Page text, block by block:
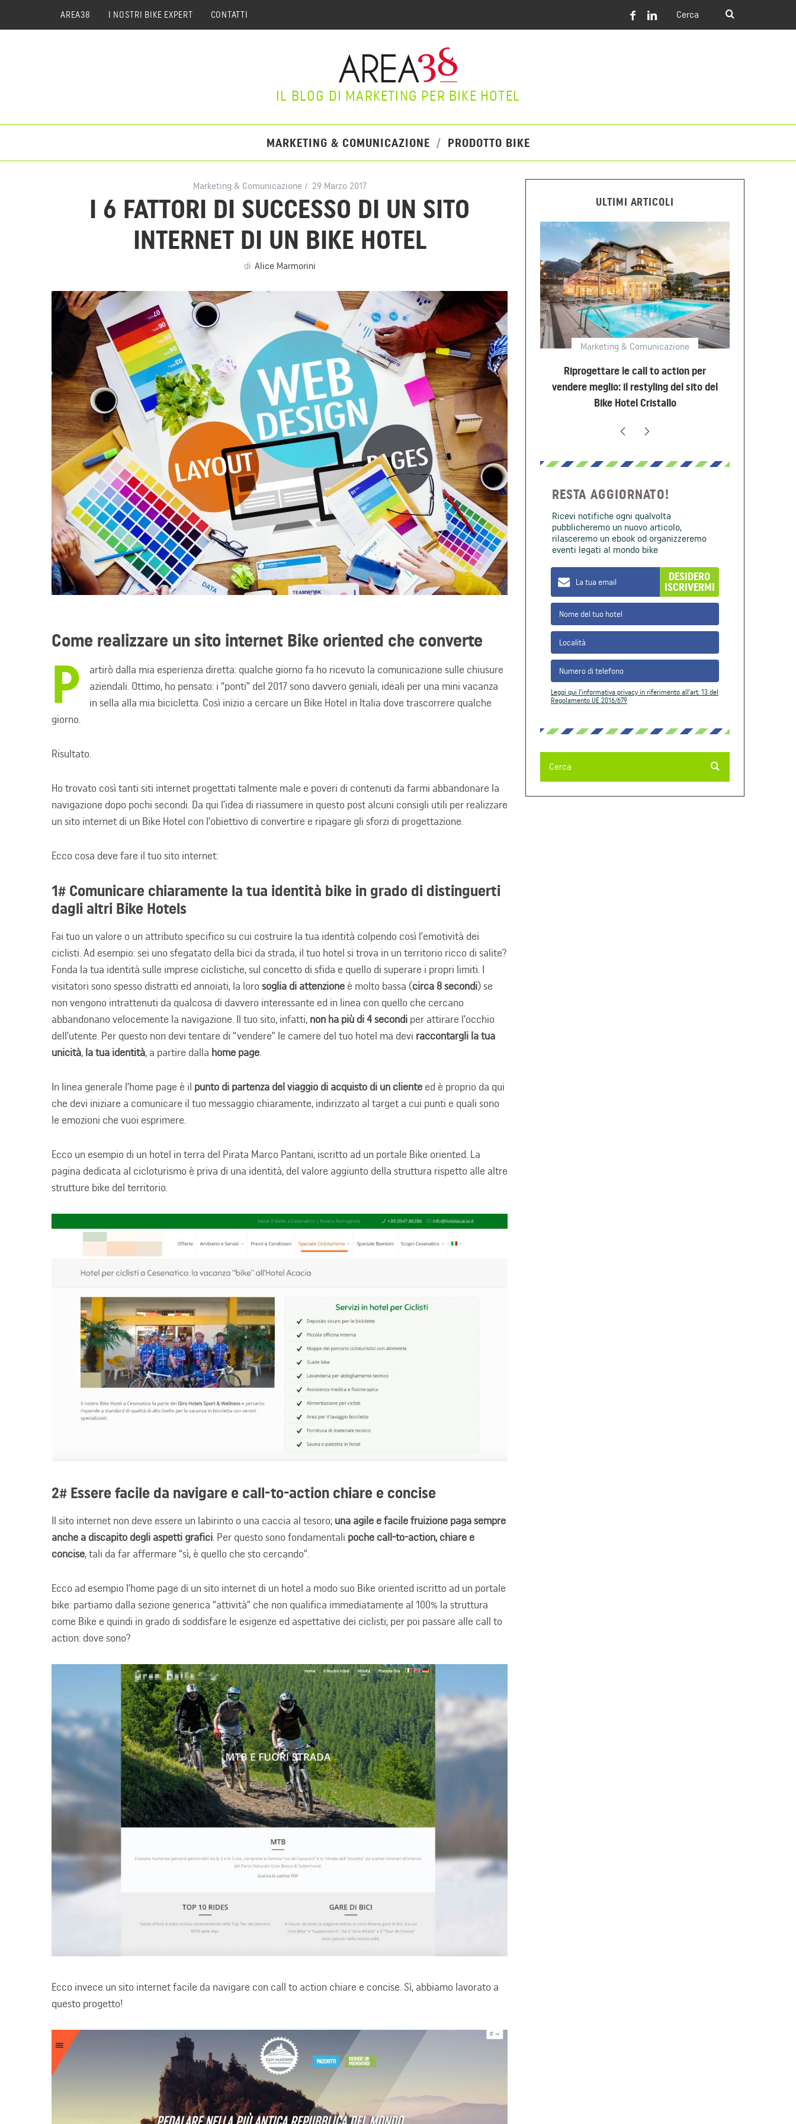
AREA38 I NOSTRI BIKE EXPERT CONTATTI
IL BLOG DI MARKETING PER BIKE HOTEL
MARKETING & COMUNICAZIONE PRODOTTO BIKE
Marketing & Comunicazione 29 Marzo 2017
I 6 FATTORI DI SUCCESSO DI UN SITO
INTERNET DI UN BIKE HOTEL
di Alice Marmorini
Come realizzare un sito internet Bike oriented che converte
P
artirò dalla mia esperienza diretta: qualche giorno fa ho ricevuto la comunicazione sulle chiusure
aziendali. Ottimo, ho pensato: i “ponti” del 2017 sono davvero geniali, ideali per una mini vacanza
in sella alla mia bicicletta. Così inizio a cercare un Bike Hotel in Italia dove trascorrere qualche
giorno.
Risultato.
Ho trovato così tanti siti internet progettati talmente male e poveri di contenuti da farmi abbandonare la
navigazione dopo pochi secondi. Da qui l’idea di riassumere in questo post alcuni consigli utili per realizzare
un sito internet di un Bike Hotel con l’obiettivo di convertire e ripagare gli sforzi di progettazione.
Ecco cosa deve fare il tuo sito internet:
1# Comunicare chiaramente la tua identità bike in grado di distinguerti
dagli altri Bike Hotels
Fai tuo un valore o un attributo specifico su cui costruire la tua identità colpendo così l’emotività dei
ciclisti. Ad esempio: sei uno sfegatato della bici da strada, il tuo hotel si trova in un territorio ricco di salite?
Fonda la tua identità sulle imprese ciclistiche, sul concetto di sfida e quello di superare i propri limiti. I
visitatori sono spesso distratti ed annoiati, la loro soglia di attenzione è molto bassa (circa 8 secondi) se
non vengono intrattenuti da qualcosa di davvero interessante ed in linea con quello che cercano
abbandonano velocemente la navigazione. Il tuo sito, infatti, non ha più di 4 secondi per attirare l’occhio
dell’utente. Per questo non devi tentare di “vendere” le camere del tuo hotel ma devi raccontargli la tua
unicità, la tua identità, a partire dalla home page
In linea generale l’home page è il punto di partenza del viaggio di acquisto di un cliente ed è proprio da qui
che devi iniziare a comunicare il tuo messaggio chiaramente, indirizzato al target a cui punti e quali sono
le emozioni che vuoi esprimere.
Ecco un esempio di un hotel in terra del Pirata Marco Pantani, iscritto ad un portale Bike oriented. La
pagina dedicata al cicloturismo è priva di una identità, del valore aggiunto della struttura rispetto alle altre
strutture bike del territorio.
2# Essere facile da navigare e call-to-action chiare e concise
Il sito internet non deve essere un labirinto o una caccia al tesoro; una agile e facile fruizione paga sempre
anche a discapito degli aspetti grafici . Per questo sono fondamentali poche call-to-action, chiare e
concise, tali da far affermare “sì, è quello che sto cercando”.
Ecco ad esempio l’home page di un sito internet di un hotel a modo suo Bike oriented iscritto ad un portale
bike: partiamo dalla sezione generica “attività” che non qualifica immediatamente al 100% la struttura
come Bike e quindi in grado di soddisfare le esigenze ed aspettative dei ciclisti; per poi passare alle call to
action: dove sono?
Ecco invece un sito internet facile da navigare con call to action chiare e concise. Sì, abbiamo lavorato a
questo progetto!
ULTIMI ARTICOLI
Marketing & Comunicazione
Comunicare attraverso le fotografie: 5
classici errori dei Bike Hotel
Marketing & Comunicazione
Riprogettare le call to action per
vendere meglio: il restyling del sito del
Bike Hotel Cristallo
RESTA AGGIORNATO!
Ricevi notifiche ogni qualvolta
pubblicheremo un nuovo articolo,
rilasceremo un ebook od organizzeremo
eventi legati al mondo bike
DESIDERO
ISCRIVERMI
Leggi qui l’informativa privacy in riferimento all’art. 13 del
Regolamento UE 2016/679